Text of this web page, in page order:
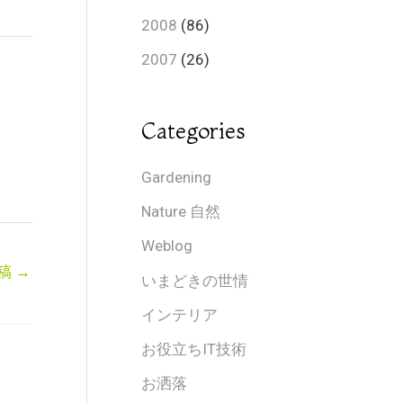
→
2008 (86)
2007 (26)
Categories
Gardening
Nature 自然
Weblog
いまどきの世情
インテリア
お役立ちIT技術
お洒落